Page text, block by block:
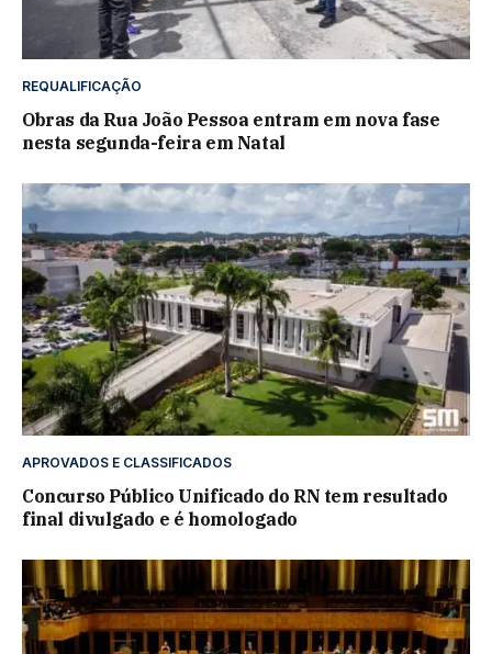
REQUALIFICAÇÃO
Obras da Rua João Pessoa entram em nova fase
nesta segunda-feira em Natal
APROVADOS E CLASSIFICADOS
Concurso Público Unificado do RN tem resultado
final divulgado e é homologado